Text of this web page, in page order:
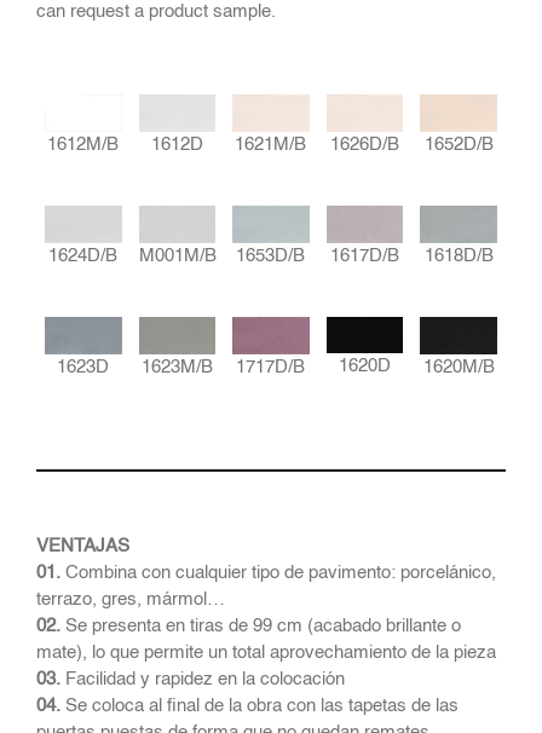
can request a product sample.
1612M/B 1612D 1621M/B 1626D/B 1652D/B
1624D/B M001M/B 1653D/B 1617D/B 1618D/B
1623D 1623M/B 1717D/B 1620D 1620M/B
VENTAJAS
01. Combina con cualquier tipo de pavimento: porcelánico,
terrazo, gres, mármol…
02. Se presenta en tiras de 99 cm (acabado brillante o
mate), lo que permite un total aprovechamiento de la pieza
03. Facilidad y rapidez en la colocación
04. Se coloca al final de la obra con las tapetas de las